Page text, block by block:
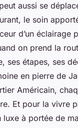
aussi se
le soin
d’un éclairage
on prend la
ses étapes, ses
en pierre de
Américain,
Et pour la vivre
luxe à portée de